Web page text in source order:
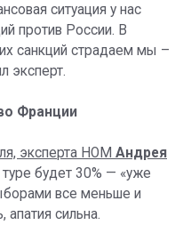
ситуация у нас
против России. В
санкций страдаем мы –
эксперт.
Франции
эксперта НОМ Андрея
будет 30% — «уже
все меньше и
сильна.